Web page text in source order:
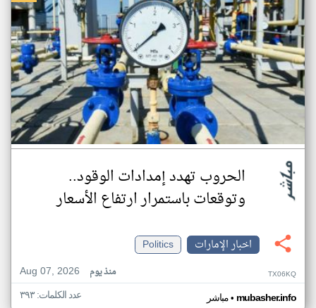
الحروب تهدد إمدادات الوقود..
وتوقعات باستمرار ارتفاع الأسعار
اخبار الإمارات
Politics
Aug 07, 2026
منذ يوم TX06KQ
مباشر• mubasher.info عدد الكلمات: ٣٩٣